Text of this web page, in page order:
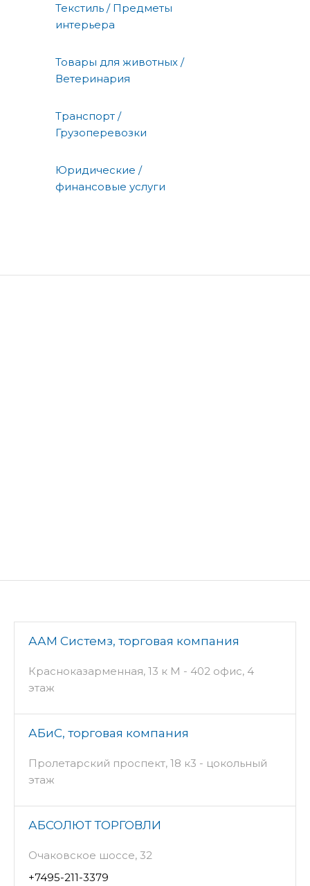
Текстиль / Предметы
интерьера
Товары для животных /
Ветеринария
Транспорт /
Грузоперевозки
Юридические /
финансовые услуги
ААМ Системз, торговая компания
Красноказарменная, 13 к М - 402 офис, 4
этаж
АБиС, торговая компания
Пролетарский проспект, 18 к3 - цокольный
этаж
АБСОЛЮТ ТОРГОВЛИ
Очаковское шоссе, 32
+7495-211-3379